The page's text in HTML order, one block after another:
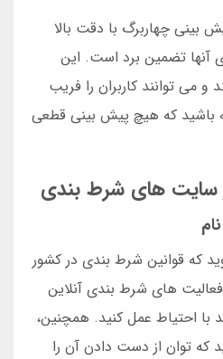
چهاربرگ با دقت بالا
آنها تضمین برد است. این
و می توانند کاربران را فریب
باشید که هیچ پیش بینی قطعی
سایت های شرط بندی
که قوانین شرط بندی در کشور
فعالیت های شرط بندی آنلاین
با احتیاط عمل کنید. همچنین،
که توان از دست دادن آن را